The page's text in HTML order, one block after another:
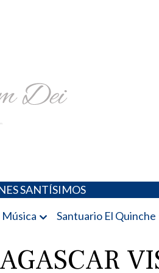
SANTÍSIMOS
Música Santuario El Quinche